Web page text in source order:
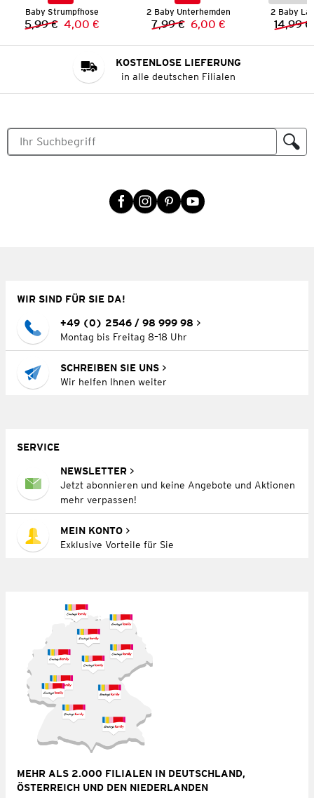
Baby Strumpfhose
Vorheriger Preis:
5,99 € Neuer Preis:
4,00 €
2 Baby Unterhemden
Vorheriger Preis:
7,99 € Neuer Preis:
6,00 €
2 Baby
14,99 €
KOSTENLOSE LIEFERUNG
in alle deutschen Filialen
WIR SIND FÜR SIE DA!
+49 (0) 2546 / 98 999 98
Montag bis Freitag 8–18 Uhr
SCHREIBEN SIE UNS
Wir helfen Ihnen weiter
SERVICE
NEWSLETTER
Jetzt abonnieren und keine Angebote und Aktionen
mehr verpassen!
MEIN KONTO
Exklusive Vorteile für Sie
MEHR ALS 2.000 FILIALEN IN DEUTSCHLAND,
ÖSTERREICH UND DEN NIEDERLANDEN